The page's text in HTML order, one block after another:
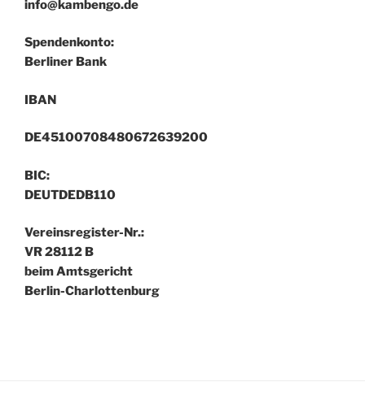
info@kambengo.de
Spendenkonto:
Berliner Bank
IBAN
DE45100708480672639200
BIC:
DEUTDEDB110
Vereinsregister-Nr.:
VR 28112 B
beim Amtsgericht
Berlin-Charlottenburg